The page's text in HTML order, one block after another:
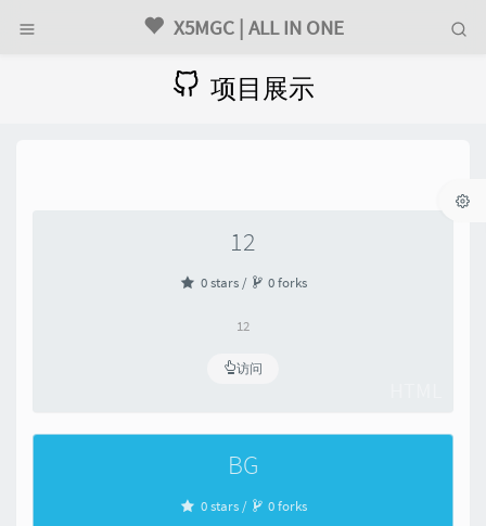
X5MGC | ALL IN ONE
项目展示
12
0 stars / 0 forks
12
访问
BG
0 stars / 0 forks